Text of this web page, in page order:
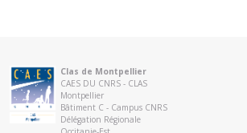
Clas de Montpellier
CAES DU CNRS - CLAS
Montpellier
Bâtiment C - Campus CNRS
Délégation Régionale